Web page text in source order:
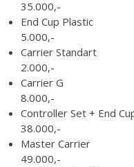
35.000,-
End Cup
5.000,-
Carrier
2.000,-
8.000,-
Controller Set
38.000,-
Master
49.000,-